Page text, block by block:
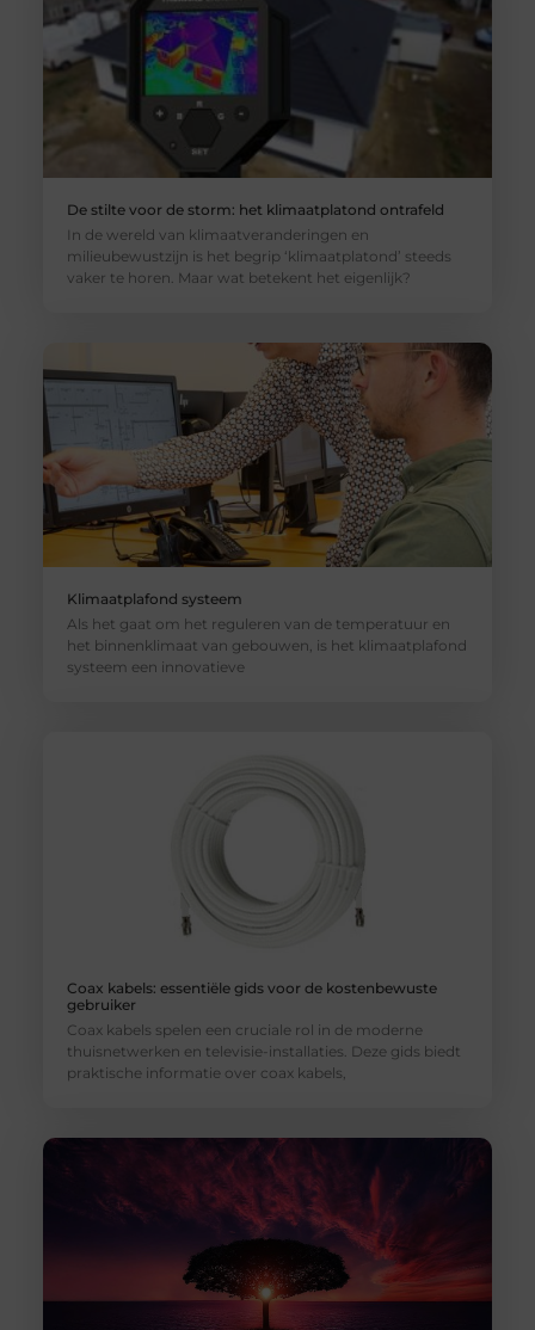
De stilte voor de storm: het klimaatplatond ontrafeld
In de wereld van klimaatveranderingen en
milieubewustzijn is het begrip ‘klimaatplatond’ steeds
vaker te horen. Maar wat betekent het eigenlijk?
Klimaatplafond systeem
Als het gaat om het reguleren van de temperatuur en
het binnenklimaat van gebouwen, is het klimaatplafond
systeem een innovatieve
Coax kabels: essentiële gids voor de kostenbewuste
gebruiker
Coax kabels spelen een cruciale rol in de moderne
thuisnetwerken en televisie-installaties. Deze gids biedt
praktische informatie over coax kabels,